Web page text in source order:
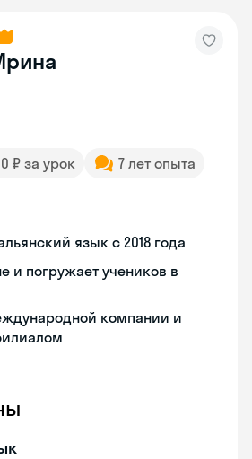
₽ за урок 7 лет опыта
язык с 2018 года
и погружает учеников в
компании и